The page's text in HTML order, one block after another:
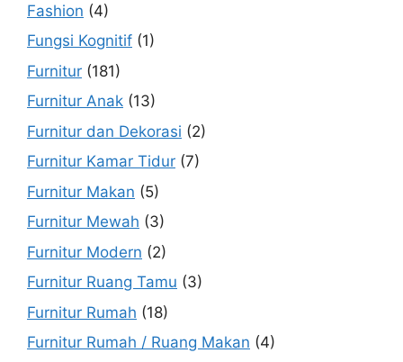
Fashion (4)
Fungsi Kognitif (1)
Furnitur (181)
Furnitur Anak (13)
Furnitur dan Dekorasi (2)
Furnitur Kamar Tidur (7)
Furnitur Makan (5)
Furnitur Mewah (3)
Furnitur Modern (2)
Furnitur Ruang Tamu (3)
Furnitur Rumah (18)
Furnitur Rumah / Ruang Makan (4)